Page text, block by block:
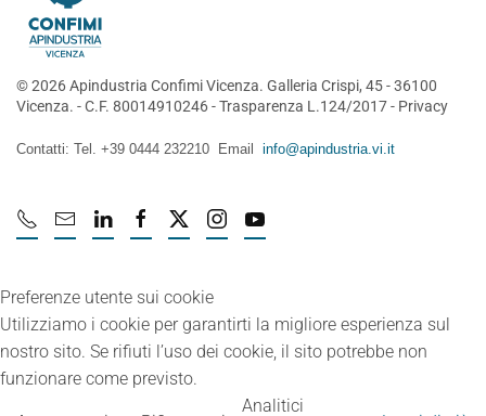
©2026Apindustria Confimi Vicenza. Galleria Crispi, 45 - 36100
Vicenza. - C.F. 80014910246 -Trasparenza L.124/2017- Privacy
Contatti: Tel. +39 0444 232210 Email info@apindustria.vi.it
Preferenze utente sui cookie
Utilizziamo i cookie per garantirti la migliore esperienza sul
nostro sito. Se rifiuti l’uso dei cookie, il sito potrebbe non
funzionare come previsto.
Analitici